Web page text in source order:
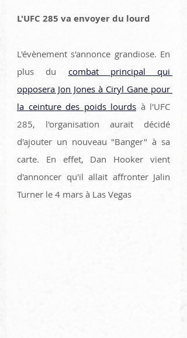
L'UFC 285 va envoyer du lourd
L'évènement s'annonce grandiose. En
plus du combat principal qui
opposera Jon Jones à Ciryl Gane pour
la ceinture des poids lourds à l'UFC
285, l'organisation aurait décidé
d'ajouter un nouveau "Banger" à sa
carte. En effet, Dan Hooker vient
d'annoncer qu'il allait affronter Jalin
Turner le 4 mars à Las Vegas